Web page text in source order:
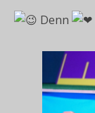
Denn